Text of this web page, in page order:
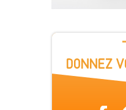
DONNEZ